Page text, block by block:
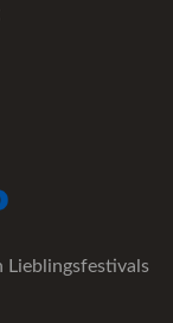
Lieblingsfestivals